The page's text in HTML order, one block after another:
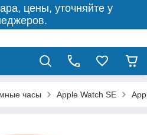
цены, уточняйте у
часы Apple Watch SE